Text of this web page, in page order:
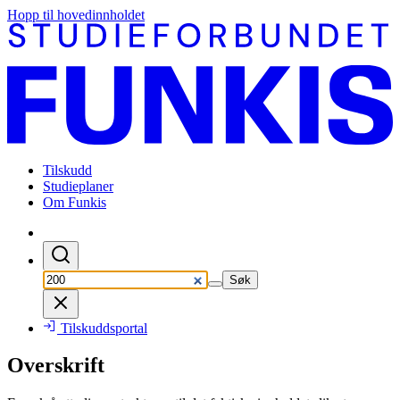
Hopp til hovedinnholdet
Tilskudd
Studieplaner
Om Funkis
Søk
Tilskuddsportal
Overskrift